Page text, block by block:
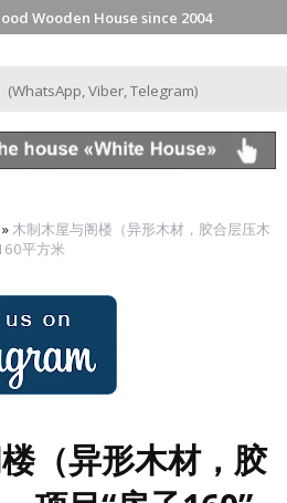
Wooden House since 2004
(WhatsApp,Viber,Telegram)
»木制木屋与阁楼（异形木材，胶合层压木
平方米
（异形木材，胶